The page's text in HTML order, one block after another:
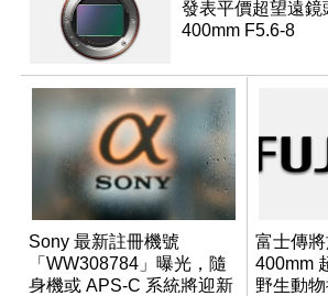
發表平價超望遠鏡
400mm F5.6-8
Sony 最新註冊機號
「WW308784」曝光，隨
身機或 APS-C 系統將迎新
富士傳
400mm
野生動